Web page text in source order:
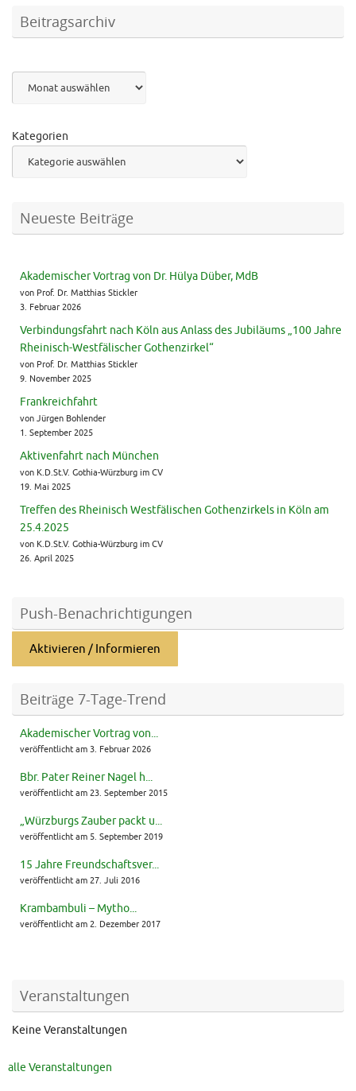
Beitragsarchiv
Kategorien
Neueste Beiträge
Akademischer Vortrag von Dr. Hülya Düber, MdB
von Prof. Dr. Matthias Stickler
3. Februar 2026
Verbindungsfahrt nach Köln aus Anlass des Jubiläums „100 Jahre
Rheinisch-Westfälischer Gothenzirkel“
von Prof. Dr. Matthias Stickler
9. November 2025
Frankreichfahrt
von Jürgen Bohlender
1. September 2025
Aktivenfahrt nach München
von K.D.St.V. Gothia-Würzburg im CV
19. Mai 2025
Treffen des Rheinisch Westfälischen Gothenzirkels in Köln am
25.4.2025
von K.D.St.V. Gothia-Würzburg im CV
26. April 2025
Push-Benachrichtigungen
Aktivieren / Informieren
Beiträge 7-Tage-Trend
Akademischer Vortrag von...
veröffentlicht am 3. Februar 2026
Bbr. Pater Reiner Nagel h...
veröffentlicht am 23. September 2015
„Würzburgs Zauber packt u...
veröffentlicht am 5. September 2019
15 Jahre Freundschaftsver...
veröffentlicht am 27. Juli 2016
Krambambuli – Mytho...
veröffentlicht am 2. Dezember 2017
Veranstaltungen
Keine Veranstaltungen
alle Veranstaltungen